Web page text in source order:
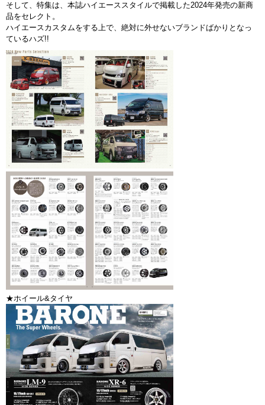
そして、特集は、本誌ハイエーススタイルで掲載した2024年発売の新商
品をセレクト。
ハイエースカスタムをする上で、絶対に外せないブランドばかりとなっ
ているハズ!!
★ホイール&タイヤ